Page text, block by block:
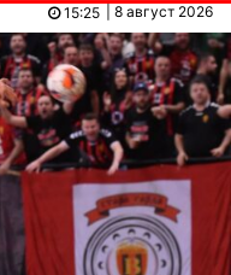
| 8 август 2026
15:25